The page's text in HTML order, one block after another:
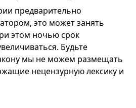
предварительно
это может занять
этом ночью срок
Будьте
мы не можем размещать
нецензурную лексику и